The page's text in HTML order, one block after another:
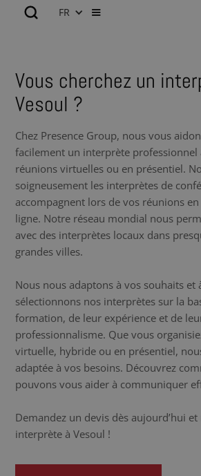
FR
Vous cherchez un
Vesoul ?
Chez Presence Group, nous vous
facilement un interprète professionnel
réunions virtuelles ou en présentiel.
soigneusement les interprètes de
accompagnent lors de vos réunions
ligne. Notre réseau mondial nous
avec des interprètes locaux dans
grandes villes.
Nous nous adaptons à vos souhaits et
sélectionnons nos interprètes sur la
formation, de leur expérience et de
professionnalisme. Que vous
virtuelle, hybride ou en présentiel,
adaptée à vos besoins. Découvrez
pouvons vous aider à communiquer
Demandez un devis dès aujourd’hui et
interprète à Vesoul !